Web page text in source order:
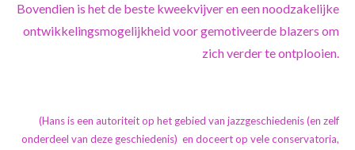
Bovendien is het de beste kweekvijver en een noodzakelijke
ontwikkelingsmogelijkheid voor gemotiveerde blazers om
zich verder te ontplooien.
(Hans is een autoriteit op het gebied van jazzgeschiedenis (en zelf
onderdeel van deze geschiedenis) en doceert op vele conservatoria,